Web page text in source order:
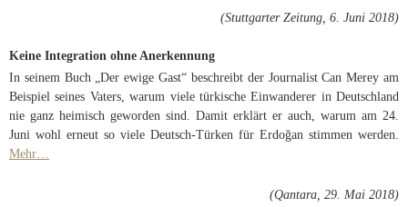
(Stuttgarter Zeitung, 6. Juni 2018)
Keine Integration ohne Anerkennung
In seinem Buch „Der ewige Gast“ beschreibt der Journalist Can Merey am
Beispiel seines Vaters, warum viele türkische Einwanderer in Deutschland
nie ganz heimisch geworden sind. Damit erklärt er auch, warum am 24.
Juni wohl erneut so viele Deutsch-Türken für Erdoğan stimmen werden.
Mehr…
(Qantara, 29. Mai 2018)